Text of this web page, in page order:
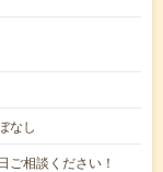
なし
相談ください！